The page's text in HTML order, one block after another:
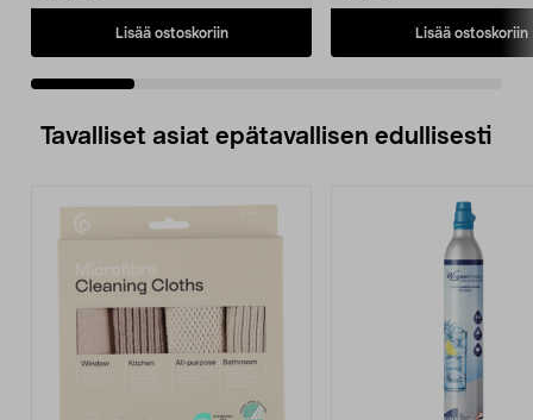
Lisää ostoskoriin Lisää ostoskoriin
Tavalliset asiat epätavallisen edullisesti